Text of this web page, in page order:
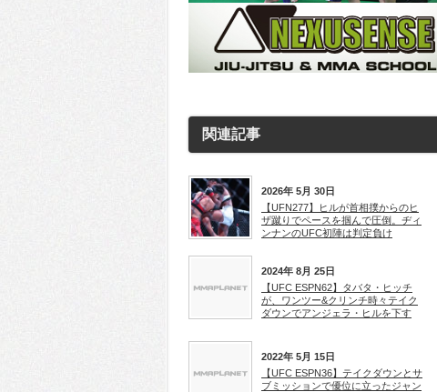
関連記事
2026年 5月 30日
【UFN277】ヒルが首相撲からのヒ
ザ蹴りでペースを掴んで圧倒。ヂィ
ンナンのUFC初陣は判定負け
2024年 8月 25日
【UFC ESPN62】タバタ・ヒッチ
が、ワンツー&クリンチ時々テイク
ダウンでアンジェラ・ヒルを下す
2022年 5月 15日
【UFC ESPN36】テイクダウンとサ
ブミッションで優位に立ったジャン